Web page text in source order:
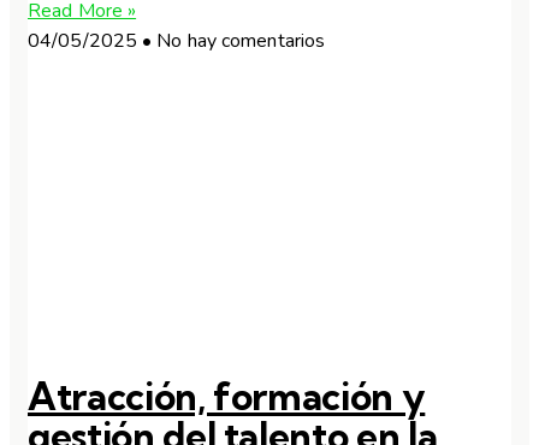
Read More »
04/05/2025
No hay comentarios
Atracción, formación y